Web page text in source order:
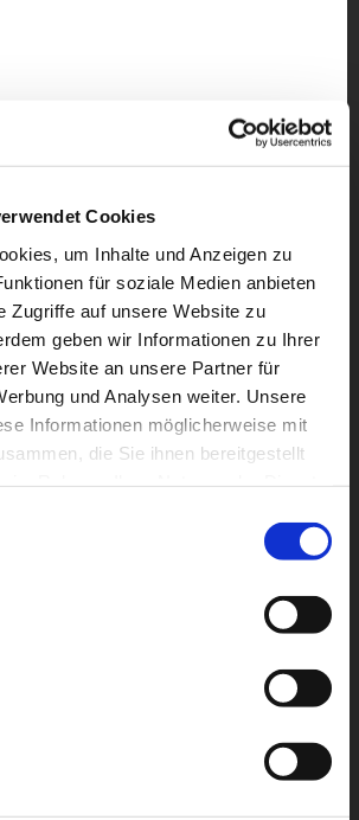
Cookies
um Inhalte und Anzeigen zu
für soziale Medien anbieten
Zugriffe auf unsere Website zu
geben wir Informationen zu Ihrer
Website an unsere Partner für
und Analysen weiter. Unsere
Informationen möglicherweise mit
die Sie ihnen bereitgestellt
könnte Sie auch